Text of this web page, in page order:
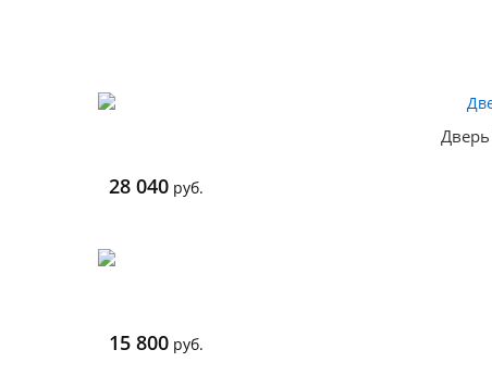
Дверь
28 040 руб.
15 800 руб.